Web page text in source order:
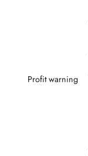
Profit warning